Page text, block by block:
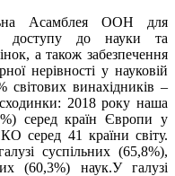
Асамблея ООН для
доступу до науки та
а також забезпечення
нерівності у науковій
світових винахідників –
2018 року наша
серед країн Європи у
серед 41 країни світу.
суспільних (65,8%),
(60,3%) наук.У галузі